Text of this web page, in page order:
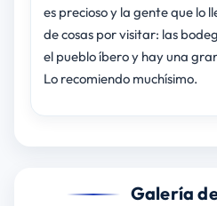
es precioso y la gente que lo
de cosas por visitar: las
el pueblo íbero y hay una
Lo recomiendo muchísimo.
Galería